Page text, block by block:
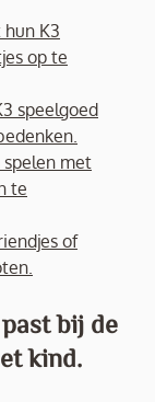
K3
op te
speelgoed
met
te
of
bij de
kind.